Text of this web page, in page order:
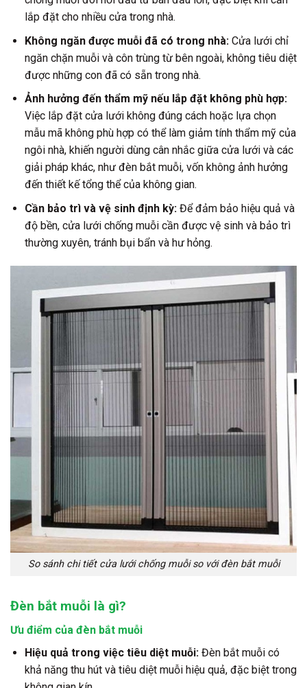
lắp đặt cho nhiều cửa trong nhà.
Không ngăn được muỗi đã có trong nhà:Cửa lưới chỉ
ngăn chặn muỗi và côn trùng từ bên ngoài, không tiêu diệt
được những con đã có sẵn trong nhà.
Ảnh hưởng đến thẩm mỹ nếu lắp đặt không phù hợp:
Việc lắp đặt cửa lưới không đúng cách hoặc lựa chọn
mẫu mã không phù hợp có thể làm giảm tính thẩm mỹ của
ngôi nhà, khiến người dùng cân nhắc giữa cửa lưới và các
giải pháp khác, như đèn bắt muỗi, vốn không ảnh hưởng
đến thiết kế tổng thể của không gian.
Cần bảo trì và vệ sinh định kỳ:Để đảm bảo hiệu quả và
độ bền, cửa lưới chống muỗi cần được vệ sinh và bảo trì
thường xuyên, tránh bụi bẩn và hư hỏng.
So sánh chi tiết cửa lưới chống muỗi so với đèn bắt muỗi
Đèn bắt muỗi là gì?
Ưu điểm của đèn bắt muỗi
Hiệu quả trong việc tiêu diệt muỗi:Đèn bắt muỗi có
khả năng thu hút và tiêu diệt muỗi hiệu quả, đặc biệt trong